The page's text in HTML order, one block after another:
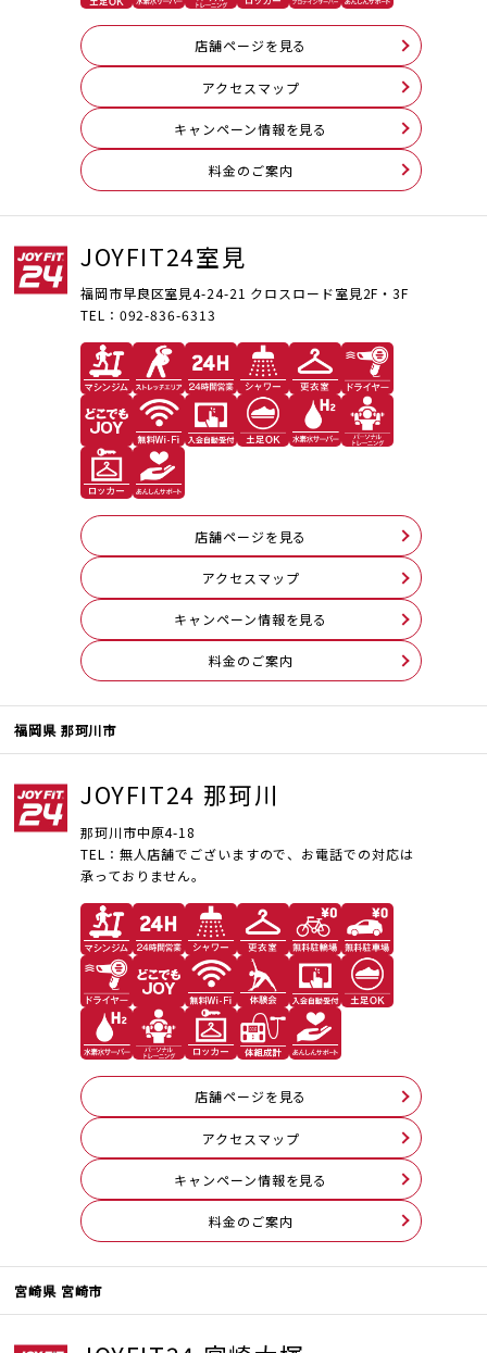
店舗ページを見る
アクセスマップ
キャンペーン情報を見る
料⾦のご案内
JOYFIT24室見
福岡市早良区室見4-24-21 クロスロード室見2F・3F
TEL：092-836-6313
店舗ページを見る
アクセスマップ
キャンペーン情報を見る
料⾦のご案内
福岡県 那珂川市
JOYFIT24 那珂川
那珂川市中原4-18
TEL：無人店舗でございますので、お電話での対応は
承っておりません。
店舗ページを見る
アクセスマップ
キャンペーン情報を見る
料⾦のご案内
宮崎県 宮崎市